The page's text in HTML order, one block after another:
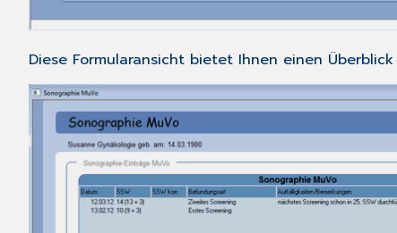
Diese Formularansicht bietet Ihnen einen